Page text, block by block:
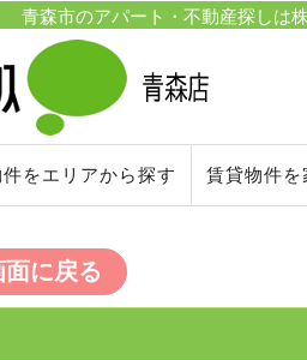
青森市のアパート・不動産探しは
をエリアから探す 賃貸物件を
に戻る